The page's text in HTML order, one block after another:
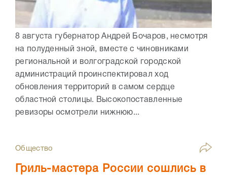
8 августа губернатор Андрей Бочаров, несмотря
на полуденный зной, вместе с чиновниками
региональной и волгоградской городской
администраций проинспектировал ход
обновления территорий в самом сердце
областной столицы. Высокопоставленные
ревизоры осмотрели нижнюю...
Общество
Гриль-мастера России сошлись в